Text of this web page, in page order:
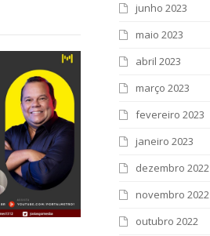
junho 2023
maio 2023
abril 2023
março 2023
fevereiro 2023
janeiro 2023
dezembro 2022
novembro 2022
outubro 2022